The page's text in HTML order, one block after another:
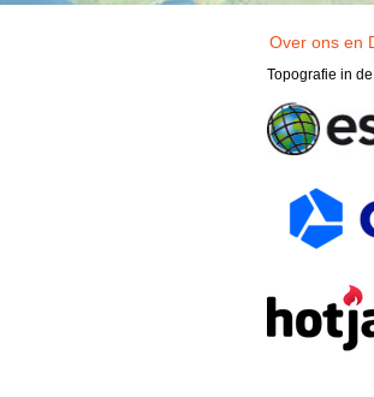
Over ons en
Topografie in